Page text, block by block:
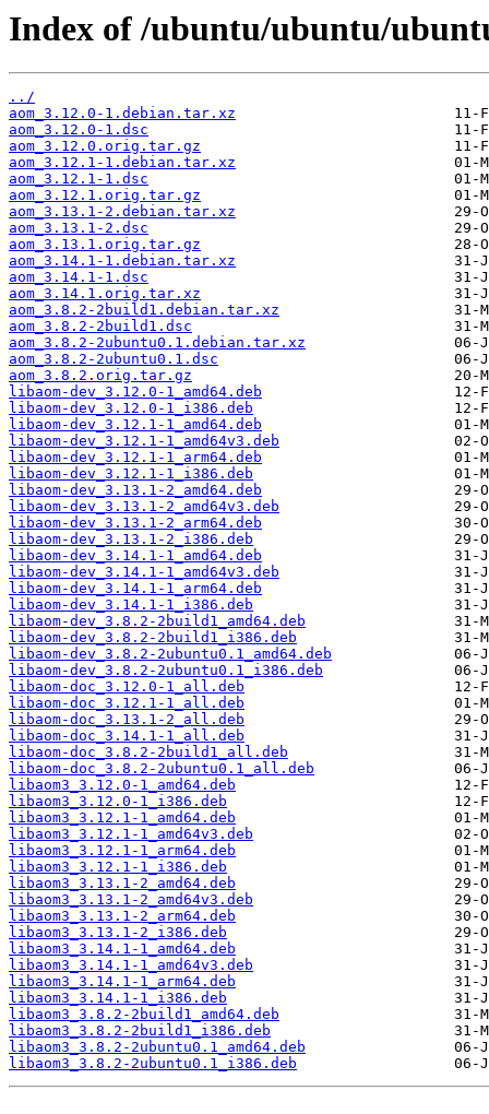
Index of /ubuntu/ubuntu/
../
aom_3.12.0-1.debian.tar.xz
aom_3.12.0-1.dsc
aom_3.12.0.orig.tar.gz
aom_3.12.1-1.debian.tar.xz
aom_3.12.1-1.dsc
aom_3.12.1.orig.tar.gz
aom_3.13.1-2.debian.tar.xz
aom_3.13.1-2.dsc
aom_3.13.1.orig.tar.gz
aom_3.14.1-1.debian.tar.xz
aom_3.14.1-1.dsc
aom_3.14.1.orig.tar.xz
aom_3.8.2-2build1.debian.tar.xz
aom_3.8.2-2build1.dsc
aom_3.8.2-2ubuntu0.1.debian.tar.xz
aom_3.8.2-2ubuntu0.1.dsc
aom_3.8.2.orig.tar.gz
libaom-dev_3.12.0-1_amd64.deb
libaom-dev_3.12.0-1_i386.deb
libaom-dev_3.12.1-1_amd64.deb
libaom-dev_3.12.1-1_amd64v3.deb
libaom-dev_3.12.1-1_arm64.deb
libaom-dev_3.12.1-1_i386.deb
libaom-dev_3.13.1-2_amd64.deb
libaom-dev_3.13.1-2_amd64v3.deb
libaom-dev_3.13.1-2_arm64.deb
libaom-dev_3.13.1-2_i386.deb
libaom-dev_3.14.1-1_amd64.deb
libaom-dev_3.14.1-1_amd64v3.deb
libaom-dev_3.14.1-1_arm64.deb
libaom-dev_3.14.1-1_i386.deb
libaom-dev_3.8.2-2build1_amd64.deb
libaom-dev_3.8.2-2build1_i386.deb
libaom-dev_3.8.2-2ubuntu0.1_amd64.deb
libaom-dev_3.8.2-2ubuntu0.1_i386.deb
libaom-doc_3.12.0-1_all.deb
libaom-doc_3.12.1-1_all.deb
libaom-doc_3.13.1-2_all.deb
libaom-doc_3.14.1-1_all.deb
libaom-doc_3.8.2-2build1_all.deb
libaom-doc_3.8.2-2ubuntu0.1_all.deb
libaom3_3.12.0-1_amd64.deb
libaom3_3.12.0-1_i386.deb
libaom3_3.12.1-1_amd64.deb
libaom3_3.12.1-1_amd64v3.deb
libaom3_3.12.1-1_arm64.deb
libaom3_3.12.1-1_i386.deb
libaom3_3.13.1-2_amd64.deb
libaom3_3.13.1-2_amd64v3.deb
libaom3_3.13.1-2_arm64.deb
libaom3_3.13.1-2_i386.deb
libaom3_3.14.1-1_amd64.deb
libaom3_3.14.1-1_amd64v3.deb
libaom3_3.14.1-1_arm64.deb
libaom3_3.14.1-1_i386.deb
libaom3_3.8.2-2build1_amd64.deb
libaom3_3.8.2-2build1_i386.deb
libaom3_3.8.2-2ubuntu0.1_amd64.deb
libaom3_3.8.2-2ubuntu0.1_i386.deb